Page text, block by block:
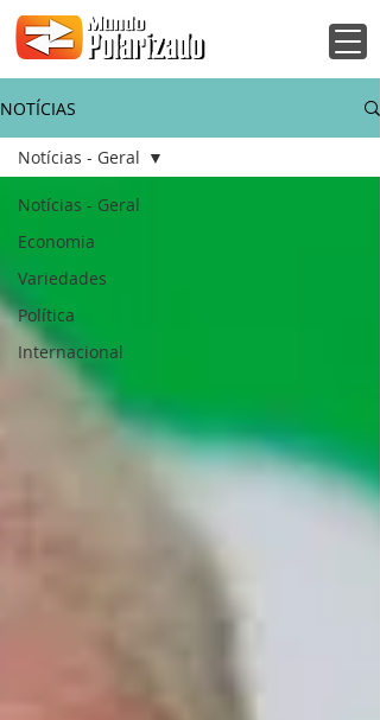
NOTÍCIAS
Notícias - Geral
Economia
Variedades
Política
Internacional
Notícias - Geral